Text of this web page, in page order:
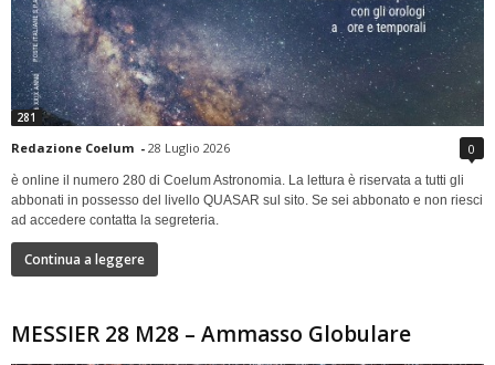
281
Redazione Coelum - 28 Luglio 2026 0
è online il numero 280 di Coelum Astronomia. La lettura è riservata a tutti gli
abbonati in possesso del livello QUASAR sul sito. Se sei abbonato e non riesci
ad accedere contatta la segreteria.
Continua a leggere
MESSIER 28 M28 – Ammasso Globulare